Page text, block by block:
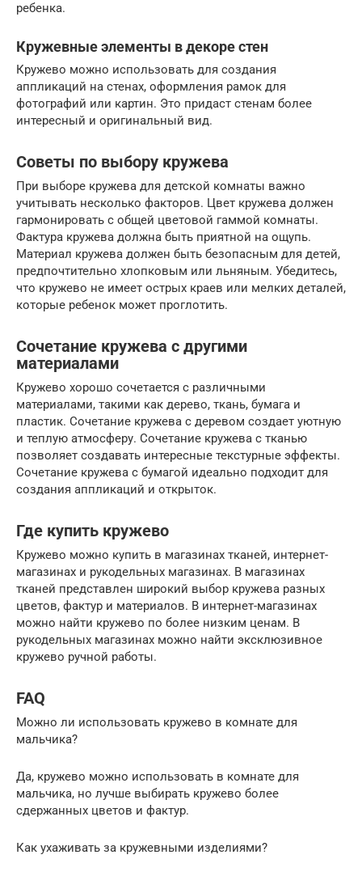
ребенка.
Кружевные элементы в декоре стен
Кружево можно использовать для создания
аппликаций на стенах, оформления рамок для
фотографий или картин. Это придаст стенам более
интересный и оригинальный вид.
Советы по выбору кружева
При выборе кружева для детской комнаты важно
учитывать несколько факторов. Цвет кружева должен
гармонировать с общей цветовой гаммой комнаты.
Фактура кружева должна быть приятной на ощупь.
Материал кружева должен быть безопасным для детей,
предпочтительно хлопковым или льняным. Убедитесь,
что кружево не имеет острых краев или мелких деталей,
которые ребенок может проглотить.
Сочетание кружева с другими
материалами
Кружево хорошо сочетается с различными
материалами, такими как дерево, ткань, бумага и
пластик. Сочетание кружева с деревом создает уютную
и теплую атмосферу. Сочетание кружева с тканью
позволяет создавать интересные текстурные эффекты.
Сочетание кружева с бумагой идеально подходит для
создания аппликаций и открыток.
Где купить кружево
Кружево можно купить в магазинах тканей, интернет-
магазинах и рукодельных магазинах. В магазинах
тканей представлен широкий выбор кружева разных
цветов, фактур и материалов. В интернет-магазинах
можно найти кружево по более низким ценам. В
рукодельных магазинах можно найти эксклюзивное
кружево ручной работы.
FAQ
Можно ли использовать кружево в комнате для
мальчика?
Да, кружево можно использовать в комнате для
мальчика, но лучше выбирать кружево более
сдержанных цветов и фактур.
Как ухаживать за кружевными изделиями?